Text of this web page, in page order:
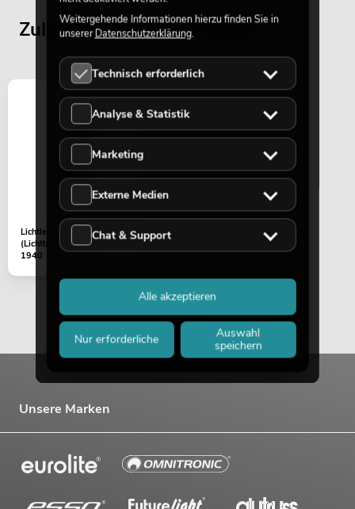
Zuletzt angesehene Artikel
Lichtleiter
(Lichtbündelung) EYE-
1940
Unsere Marken
Weitergehende Informationen hierzu finden Sie in
unsererDatenschutzerklärung.
Technisch erforderlich
Analyse & Statistik
Marketing
Externe Medien
Chat & Support
Nur erforderliche
Auswahl
speichern
Alle akzeptieren